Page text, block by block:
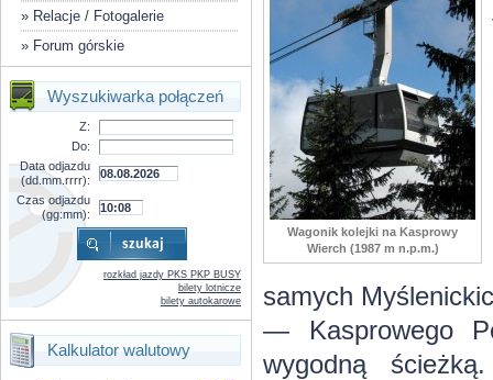
Wagonik kolejki na Kasprowy
Wierch (1987 m n.p.m.)
samych
— Kasprowego
wygodną
» Relacje / Fotogalerie
» Forum górskie
Wyszukiwarka połączeń
Z:
Do:
Data odjazdu
(dd.mm.rrrr):
Czas odjazdu
(gg:mm):
rozkład jazdy PKS PKP BUSY
bilety lotnicze
bilety autokarowe
Kalkulator walutowy